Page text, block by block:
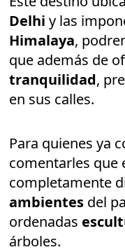
Delhi y las
Himalaya,
que además de
tranquilidad,
en sus calles.
Para quienes ya
comentarles que
completamente
ambientes del
ordenadas
árboles.